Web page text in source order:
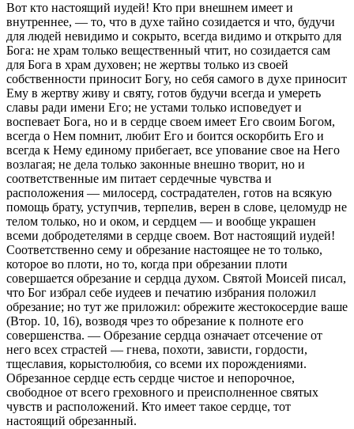
Вот кто настоящий иудей! Кто при внешнем имеет и
внутреннее, — то, что в духе тайно созидается и что, будучи
для людей невидимо и сокрыто, всегда видимо и открыто для
Бога: не храм только вещественный чтит, но созидается сам
для Бога в храм духовен; не жертвы только из своей
собственности приносит Богу, но себя самого в духе приносит
Ему в жертву живу и святу, готов будучи всегда и умереть
славы ради имени Его; не устами только исповедует и
воспевает Бога, но и в сердце своем имеет Его своим Богом,
всегда о Нем помнит, любит Его и боится оскорбить Его и
всегда к Нему единому прибегает, все упование свое на Него
возлагая; не дела только законные внешно творит, но и
соответственные им питает сердечные чувства и
расположения — милосерд, сострадателен, готов на всякую
помощь брату, уступчив, терпелив, верен в слове, целомудр не
телом только, но и оком, и сердцем — и вообще украшен
всеми добродетелями в сердце своем. Вот настоящий иудей!
Соответственно сему и обрезание настоящее не то только,
которое во плоти, но то, когда при обрезании плоти
совершается обрезание и сердца духом. Святой Моисей писал,
что Бог избрал себе иудеев и печатию избрания положил
обрезание; но тут же приложил: обрежите жестокосердие ваше
(Втор. 10, 16), возводя чрез то обрезание к полноте его
совершенства. — Обрезание сердца означает отсечение от
него всех страстей — гнева, похоти, зависти, гордости,
тщеславия, корыстолюбия, со всеми их порождениями.
Обрезанное сердце есть сердце чистое и непорочное,
свободное от всего греховного и преисполненное святых
чувств и расположений. Кто имеет такое сердце, тот
настоящий обрезанный.